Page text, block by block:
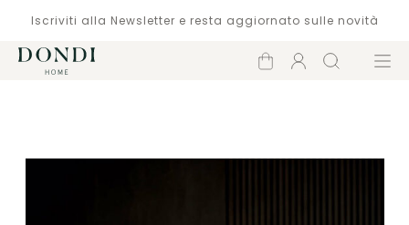
Iscriviti alla Newsletter e resta aggiornato sulle novità
Carrello
Account
Cerca Menù